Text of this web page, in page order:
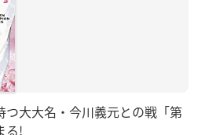
大大名・今川義元との戦「第
る!